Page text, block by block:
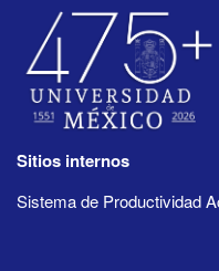
Sitios internos
Sistema de Productividad